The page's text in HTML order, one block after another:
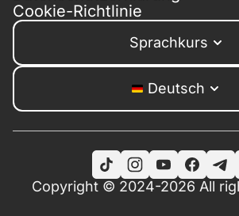
Cookie-Richtlinie
Sprachkurs
Deutsch
Copyright © 2024-2026 All